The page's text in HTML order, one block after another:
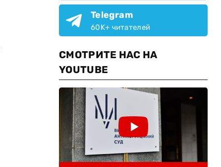
Telegram
60K+ читателей
СМОТРИТЕ НАС НА
YOUTUBE